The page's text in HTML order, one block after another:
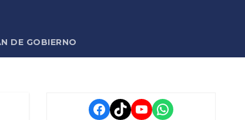
DE GOBIERNO
Facebook
TikTokYouTube
WhatsApp